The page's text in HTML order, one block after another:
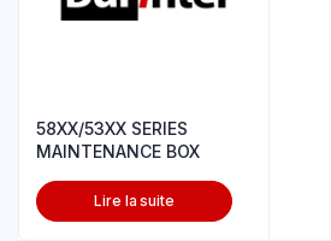
58XX/53XX SERIES
MAINTENANCE BOX
Lire la suite